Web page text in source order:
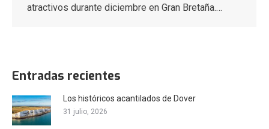
atractivos durante diciembre en Gran Bretaña.…
Entradas recientes
Los históricos acantilados de Dover
31 julio, 2026